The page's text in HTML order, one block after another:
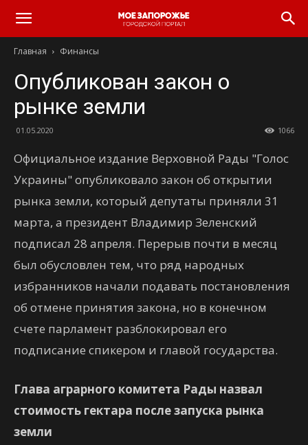
Главная Финансы
Опубликован закон о
рынке земли
01.05.2020 1066
Официальное издание Верховной Рады "Голос
Украины" опубликовало закон об открытии
рынка земли, который депутаты приняли 31
марта, а президент Владимир Зеленский
подписал 28 апреля. Перерыв почти в месяц
был обусловлен тем, что ряд народных
избранников начали подавать постановления
об отмене принятия закона, но в конечном
счете парламент разблокировал его
подписание спикером и главой государства.
Глава аграрного комитета Рады назвал
стоимость гектара после запуска рынка
земли